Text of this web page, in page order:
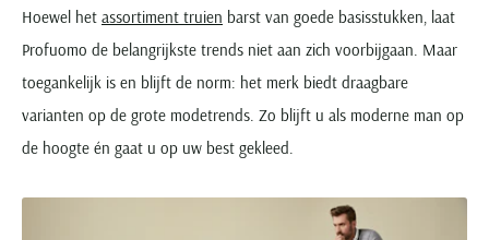
Hoewel het assortiment truien barst van goede basisstukken, laat
Profuomo de belangrijkste trends niet aan zich voorbijgaan. Maar
toegankelijk is en blijft de norm: het merk biedt draagbare
varianten op de grote modetrends. Zo blijft u als moderne man op
de hoogte én gaat u op uw best gekleed.